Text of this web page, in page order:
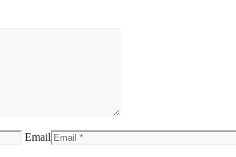
Email